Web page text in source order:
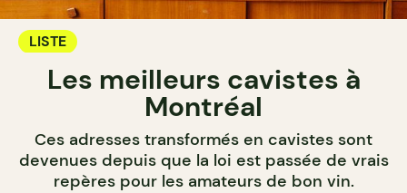
LISTE
Les meilleurs cavistes à
Montréal
Ces adresses transformés en cavistes sont
devenues depuis que la loi est passée de vrais
repères pour les amateurs de bon vin.